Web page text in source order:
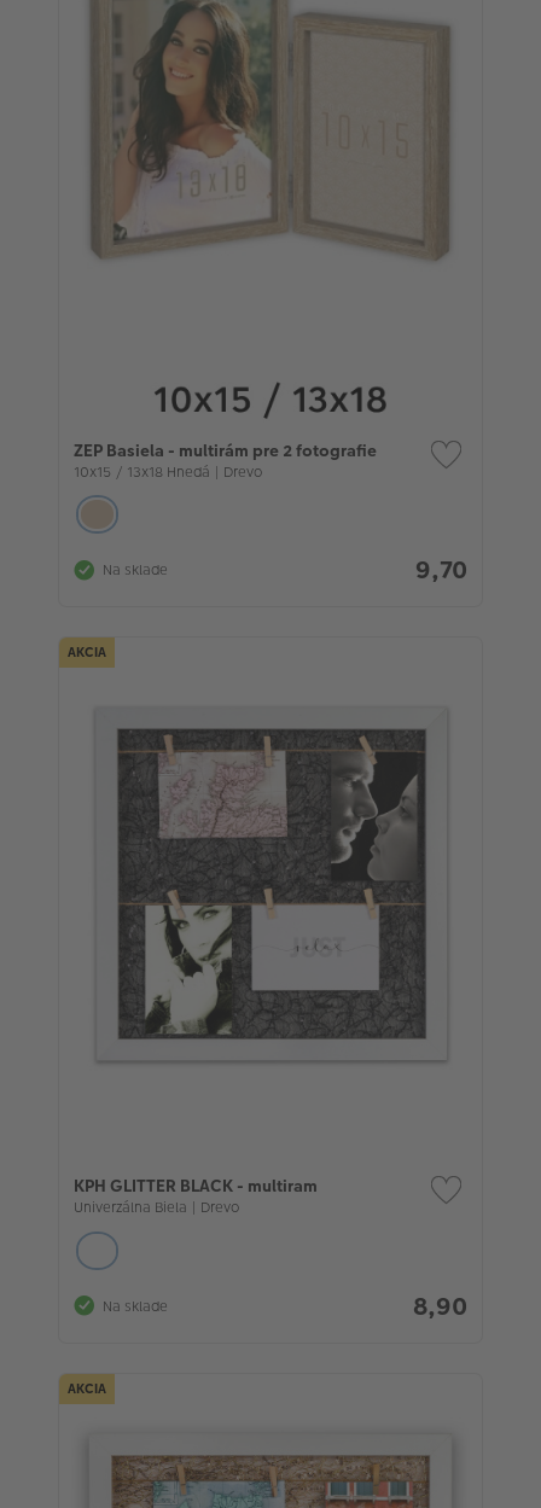
ZEP Basiela - multirám pre 2 fotografie
10x15 / 13x18 Hnedá | Drevo
Na sklade 9,70
AKCIA
KPH GLITTER BLACK - multiram
Univerzálna Biela | Drevo
Na sklade 8,90
AKCIA